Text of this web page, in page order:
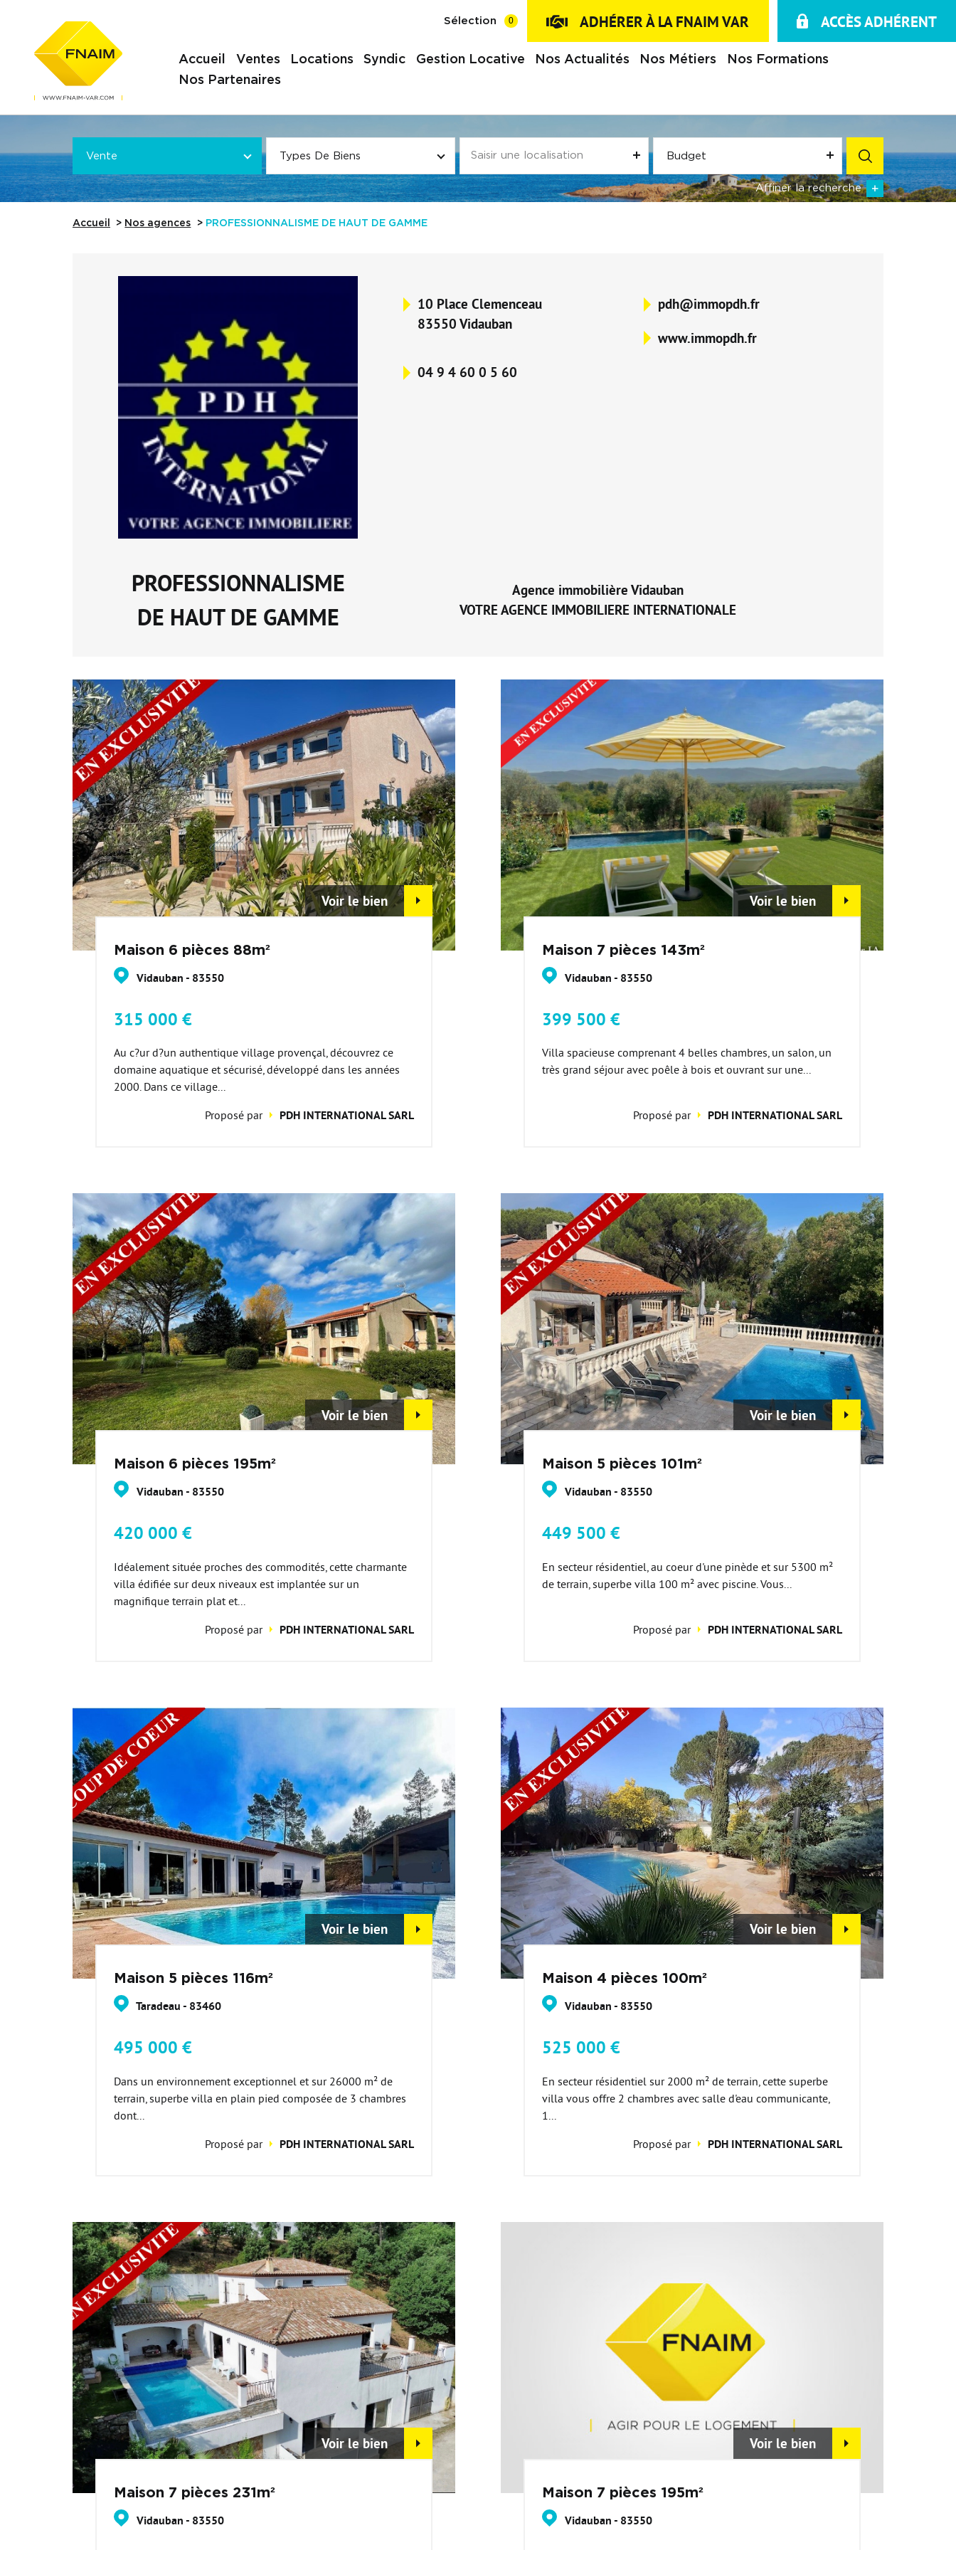
Sélection 0 ADHÉRER À LA FNAIM VAR ACCÈS ADHÉRENT
Accueil Ventes Locations Syndic Gestion Locative Nos Actualités Nos Métiers
Nos Formations
Nos Partenaires
VOTRE
* Vente Types De Biens Budget
Référence Affiner la recherche
Accueil Nos agences PROFESSIONNALISME DE HAUT DE GAMME
10 Place Clemenceau
83550 Vidauban
04 9 4 60 0 5 60
pdh@immopdh.fr
www.immopdh.fr
PROFESSIONNALISME
DE HAUT DE GAMME
Agence immobilière Vidauban
VOTRE AGENCE IMMOBILIERE INTERNATIONALE
Voir le bien
Maison 6 pièces 88m²
Vidauban - 83550
315 000 €
Au c?ur d?un authentique village provençal, découvrez ce
domaine aquatique et sécurisé, développé dans les années
2000. Dans ce village...
Proposé par
PDH INTERNATIONAL SARL
Voir le bien
Maison 7 pièces 143m²
Vidauban - 83550
399 500 €
Villa spacieuse comprenant 4 belles chambres, un salon, un
très grand séjour avec poêle à bois et ouvrant sur une...
Proposé par PDH INTERNATIONAL SARL
Voir le bien
Maison 6 pièces 195m²
Vidauban - 83550
420 000 €
Idéalement située proches des commodités, cette charmante
villa édifiée sur deux niveaux est implantée sur un
magnifique terrain plat et...
Proposé par
PDH INTERNATIONAL SARL
Voir le bien
Maison 5 pièces 101m²
Vidauban - 83550
449 500 €
En secteur résidentiel, au coeur d'une pinède et sur 5300 m²
de terrain, superbe villa 100 m² avec piscine. Vous...
Proposé par PDH INTERNATIONAL SARL
Voir le bien
Maison 5 pièces 116m²
Taradeau - 83460
495 000 €
Dans un environnement exceptionnel et sur 26000 m² de
terrain, superbe villa en plain pied composée de 3 chambres
dont...
Proposé par
PDH INTERNATIONAL SARL
Voir le bien
Maison 4 pièces 100m²
Vidauban - 83550
525 000 €
En secteur résidentiel sur 2000 m² de terrain, cette superbe
villa vous offre 2 chambres avec salle d'eau communicante,
1...
Proposé par
PDH INTERNATIONAL SARL
Voir le bien
Maison 7 pièces 231m²
Vidauban - 83550
Voir le bien
Maison 7 pièces 195m²
Vidauban - 83550